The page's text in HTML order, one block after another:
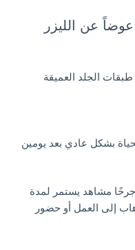
عن الليزر
الجلد العميقة
بشكل عادي بعد يومين
مشاهد يستمر لمدة
إلى العمل أو حضور